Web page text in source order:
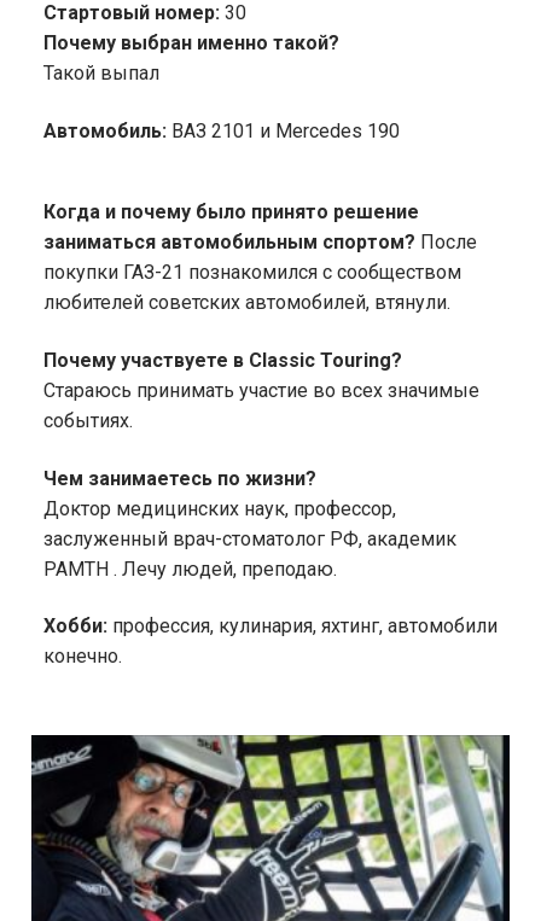
Стартовый номер: 30
Почему выбран именно такой?
Такой выпал
Автомобиль: ВАЗ 2101 и Mercedes 190
Когда и почему было принято решение
заниматься автомобильным спортом? После
покупки ГАЗ-21 познакомился с сообществом
любителей советских автомобилей, втянули.
Почему участвуете в Classic Touring?
Стараюсь принимать участие во всех значимые
событиях.
Чем занимаетесь по жизни?
Доктор медицинских наук, профессор,
заслуженный врач-стоматолог РФ, академик
РАМТН . Лечу людей, преподаю.
Хобби: профессия, кулинария, яхтинг, автомобили
конечно.